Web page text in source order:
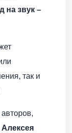
на звук –
так и
Алексея